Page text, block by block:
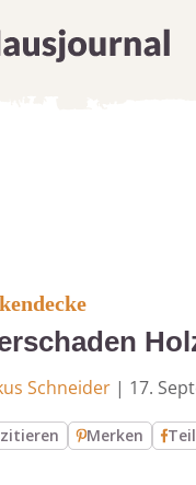
Schneider | 17.
Merken